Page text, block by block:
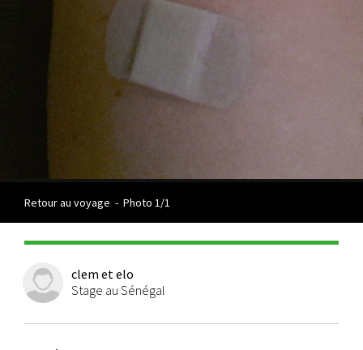
Retour au voyage - Photo 1/1
clem et elo
Stage au Sénégal